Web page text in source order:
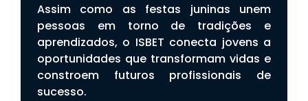
Assim como as festas juninas unem
pessoas em torno de tradições e
aprendizados, o ISBET conecta jovens a
oportunidades que transformam vidas e
constroem futuros profissionais de
sucesso.